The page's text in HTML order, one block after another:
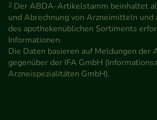
2 Der ABDA-Artikelstamm beinhaltet
und Abrechnung von Arzneimitteln
des apothekenüblichen Sortiments
Informationen.
Die Daten basieren auf Meldungen der
gegenüber der IFA GmbH
Arzneispezialitäten GmbH).